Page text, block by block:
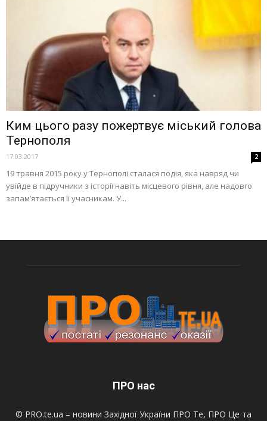
Ким цього разу пожертвує міський голова
Тернополя
17.03.2017 2
19 травня 2015 року у Тернополі сталася подія, яка навряд чи
увійде в підручники з історії навіть місцевого рівня, але надовго
запам’ятається її учасникам. У...
ПРО нас
© PRO.te.ua – новини Західної України ПРО Те, ПРО Це та